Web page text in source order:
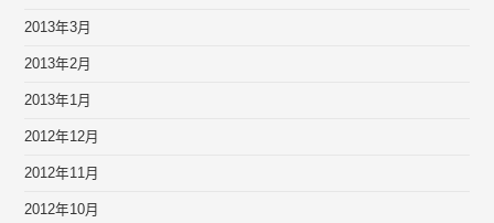
2013年3月
2013年2月
2013年1月
2012年12月
2012年11月
2012年10月